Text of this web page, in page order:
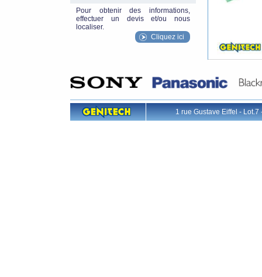
Pour obtenir des informations,
effectuer un devis et/ou nous
localiser.
Cliquez ici
1 rue Gustave Eiffel -